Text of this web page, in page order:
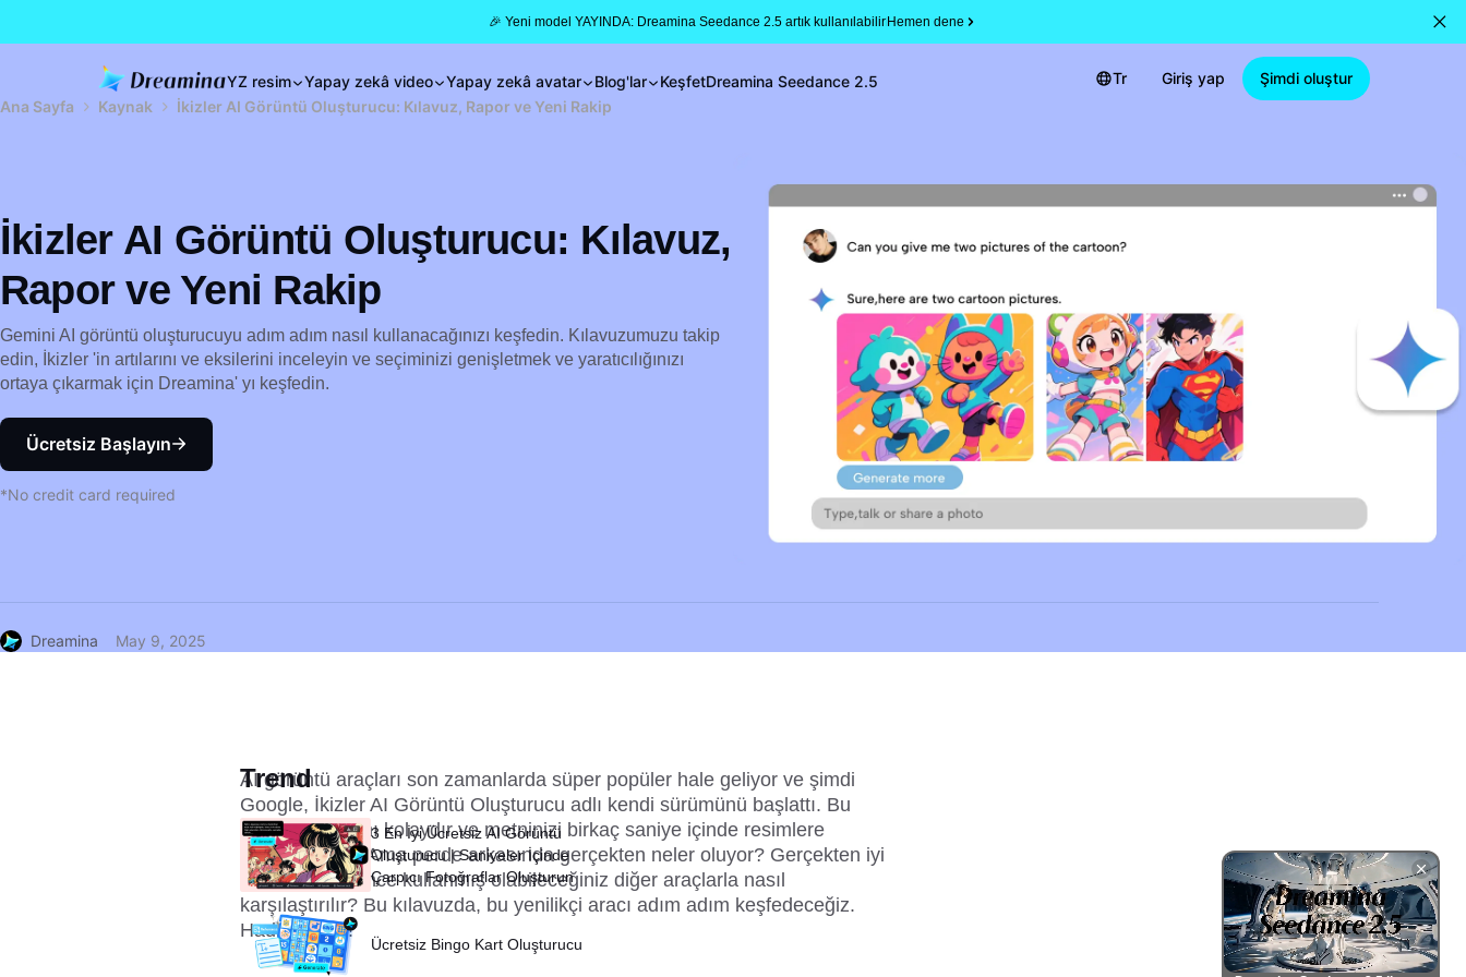
🎉 Yeni model YAYINDA: Dreamina Seedance 2.5 artık kullanılabilirHemen dene
YZ resim Yapay zekâ video Yapay zekâ avatar Blog'lar KeşfetDreamina Seedance 2.5 Tr Giriş yap
Şimdi oluştur
Ana Sayfa
Kaynak İkizler AI Görüntü Oluşturucu: Kılavuz, Rapor ve Yeni Rakip
İkizler AI Görüntü Oluşturucu: Kılavuz,
Rapor ve Yeni Rakip
Gemini AI görüntü oluşturucuyu adım adım nasıl kullanacağınızı keşfedin. Kılavuzumuzu takip
edin, İkizler 'in artılarını ve eksilerini inceleyin ve seçiminizi genişletmek ve yaratıcılığınızı
ortaya çıkarmak için Dreamina' yı keşfedin.
Ücretsiz Başlayın
*No credit card required
Dreamina May 9, 2025
AI görüntü araçları son zamanlarda süper popüler hale geliyor ve şimdi
Google, İkizler AI Görüntü Oluşturucu adlı kendi sürümünü başlattı. Bu
aracın kullanımı kolaydır ve metninizi birkaç saniye içinde resimlere
dönüştürebilir. Ama perde arkasında gerçekten neler oluyor? Gerçekten iyi
mi? Ve daha önce kullanmış olabileceğiniz diğer araçlarla nasıl
karşılaştırılır? Bu kılavuzda, bu yenilikçi aracı adım adım keşfedeceğiz.
Hadi gidelim!
Trend
3 En İyi Ücretsiz AI Görüntü
Oluşturucu | Saniyeler İçinde
Çarpıcı Fotoğraflar Oluşturun
Ücretsiz Bingo Kart Oluşturucu